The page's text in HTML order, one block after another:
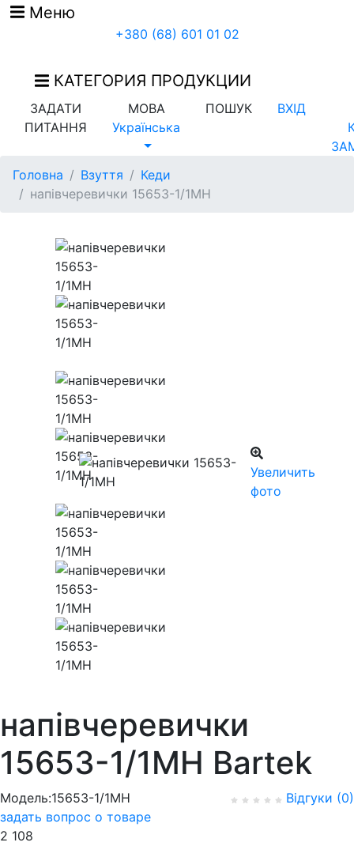
Меню
+380 (68) 601 01 02
КАТЕГОРИЯ ПРОДУКЦИИ
ЗАДАТИ
ПИТАННЯ
МОВА
Українська
ПОШУК
ВХІД
Головна
Взуття
Кеди
напівчеревички 15653-1/1MH
Увеличить
фото
напівчеревички
15653-1/1MH Bartek
Модель:15653-1/1MH
Відгуки (0)
задать вопрос о товаре
2 108